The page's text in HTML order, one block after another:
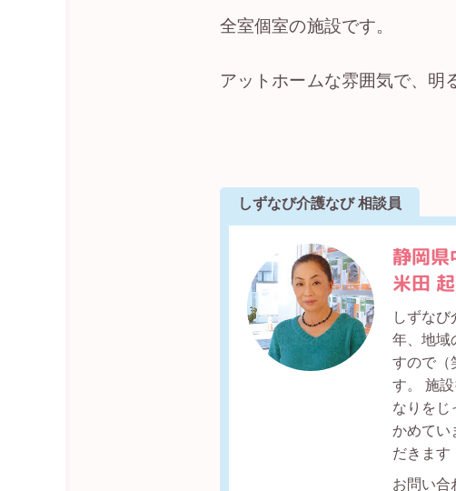
全室個室の施設です。
アットホームな雰囲気で、明
しずなび介護なび 相談員
静岡県
米田
しずな
年、地域
すので（
す。 施
なりをじ
かめてい
だきます
お問い合